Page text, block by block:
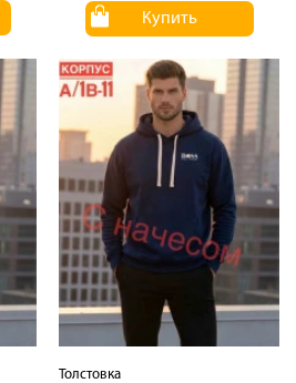
Купить
Толстовка